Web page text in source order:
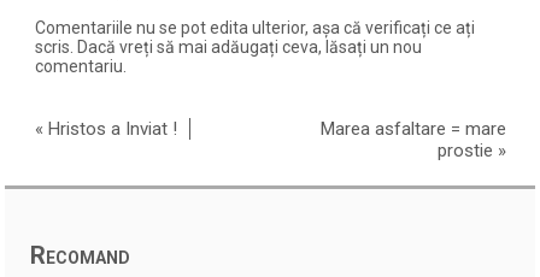
Comentariile nu se pot edita ulterior, așa că verificați ce ați
scris. Dacă vreți să mai adăugați ceva, lăsați un nou
comentariu.
«Hristos a Inviat !
Marea asfaltare = mare
prostie »
Recomand